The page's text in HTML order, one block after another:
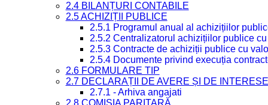
2.4 BILANȚURI CONTABILE
2.5 ACHIZIȚII PUBLICE
2.5.1 Programul anual al achizițiilor
2.5.2 Centralizatorul achizițiilor publice
2.5.3 Contracte de achiziții publice cu
2.5.4 Documente privind execuția
2.6 FORMULARE TIP
2.7 DECLARAȚII DE AVERE ȘI DE INTERESE
2.7.1 - Arhiva angajati
2.8 COMISIA PARITARĂ